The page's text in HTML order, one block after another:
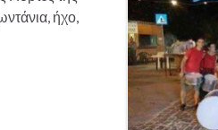
ήχο,